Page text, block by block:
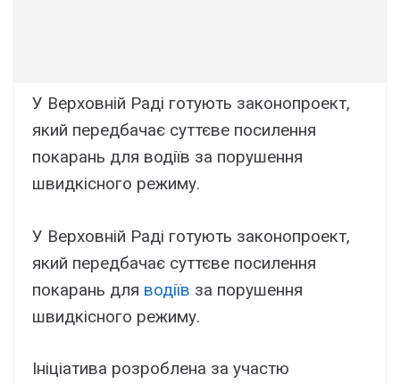
У Верховній Раді готують законопроект,
який передбачає суттєве посилення
покарань для водіїв за порушення
швидкісного режиму.
У Верховній Раді готують законопроект,
який передбачає суттєве посилення
покарань для водіїв за порушення
швидкісного режиму.
Ініціатива розроблена за участю